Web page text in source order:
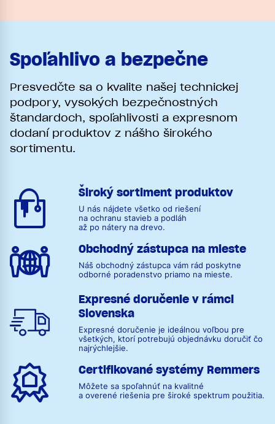
Spoľahlivo a bezpečne
Presvedčte sa o kvalite našej technickej
podpory, vysokých bezpečnostných
štandardoch, spoľahlivosti a expresnom
dodaní produktov z nášho širokého
sortimentu.
Široký sortiment produktov
U nás nájdete všetko od riešení
na ochranu stavieb a podláh
až po nátery na drevo.
Obchodný zástupca na mieste
Náš obchodný zástupca vám rád poskytne
odborné poradenstvo priamo na mieste.
Expresné doručenie v rámci
Slovenska
Expresné doručenie je ideálnou voľbou pre
všetkých, ktorí potrebujú objednávku doručiť čo
najrýchlejšie.
Certifikované systémy Remmers
Môžete sa spoľahnúť na kvalitné
a overené riešenia pre široké spektrum použitia.